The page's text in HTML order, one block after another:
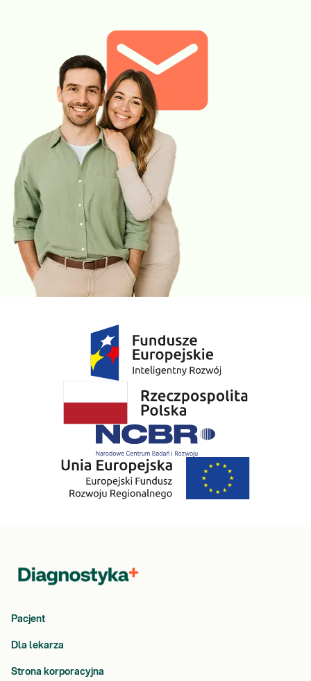
Pacjent
Dla lekarza
Strona korporacyjna